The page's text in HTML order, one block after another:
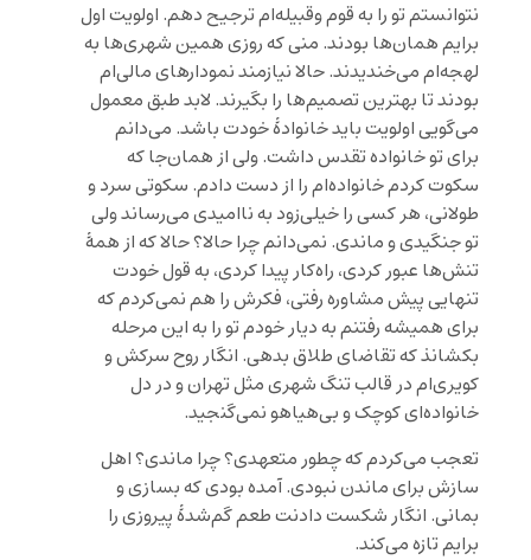
نتوانستم تو را به قوم وقبیله‌ام ترجیح دهم. اولویت اول
برایم همان‌ها بودند. منی که روزی همین شهری‌ها به
لهجه‌ام می‌خندیدند. حالا نیازمند نمودارهای مالی‌ام
بودند تا بهترین تصمیم‌ها را بگیرند. لابد طبق معمول
می‌گویی اولویت باید خانوادۀ خودت باشد. می‌دانم
برای تو خانواده تقدس داشت. ولی از همان‌جا که
سکوت کردم خانواده‌ام را از دست دادم. سکوتی سرد و
طولانی، هر کسی را خیلی‌زود به ناامیدی می‌رساند ولی
تو جنگیدی و ماندی. نمی‌دانم چرا حالا؟ حالا که از همۀ
تنش‌ها عبور کردی، راه‌کار پیدا کردی، به قول خودت
تنهایی پیش مشاوره رفتی، فکرش را هم نمی‌کردم که
برای همیشه رفتنم به دیار خودم تو را به این مرحله
بکشانذ که تقاضای طلاق بدهی. انگار روح سرکش و
کویری‌ام در قالب تنگ شهری مثل تهران و در دل
خانواده‌ای کوچک و بی‌هیاهو نمی‌گنجید.
تعجب می‌کردم که چطور متعهدی؟ چرا ماندی؟ اهل
سازش برای ماندن نبودی. آمده بودی که بسازی و
بمانی. انگار شکست دادنت طعم گم‌شدۀ پیروزی را
برایم تازه می‌کند.